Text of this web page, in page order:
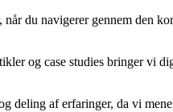
du navigerer gennem den
og case studies bringer vi
af erfaringer, da vi